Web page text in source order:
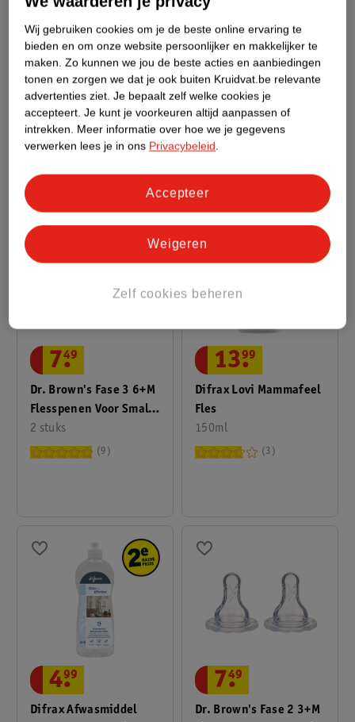
Philips Avent Natural
Response SCY906/01
Babyfles Met
Natuurlijke Zuigreflex
Flesspeen
330ml
12.
99
2083
Philips Avent Natural
Response SCY933/01
Glazen Babyfles
240ml
14.
99
59
Dr. Brown's Fase 3 6+M
Flesspenen Voor Smalle
Halsfles
2 stuks
7.
49
9
Difrax Lovi Mammafeel
Fles
150ml
13.
99
3
Difrax Afwasmiddel
4.
99
Dr. Brown's Fase 2 3+M
7.
49
Wij gebruiken cookies om je de beste online ervaring te
bieden en om onze website persoonlijker en makkelijker te
maken. Zo kunnen we jou de beste acties en aanbiedingen
tonen en zorgen we dat je ook buiten Kruidvat.be relevante
advertenties ziet. Je bepaalt zelf welke cookies je
accepteert. Je kunt je voorkeuren altijd aanpassen of
intrekken. Meer informatie over hoe we je gegevens
verwerken lees je in ons Privacybeleid.
Zelf cookies beheren
Weigeren
Accepteer